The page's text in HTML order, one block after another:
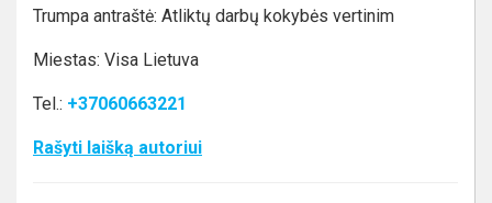
Trumpa antraštė: Atliktų darbų kokybės vertinim
Miestas: Visa Lietuva
Tel.: +37060663221
Rašyti laišką autoriui